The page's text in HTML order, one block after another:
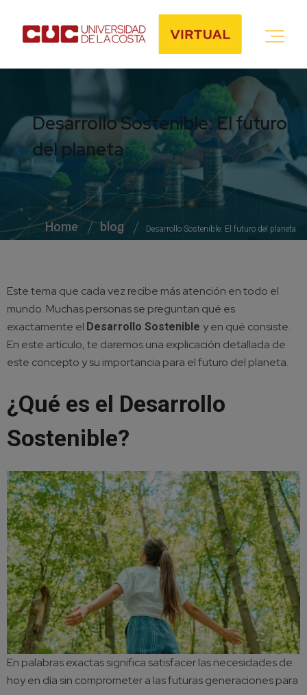
Desarrollo Sostenible: El futuro
del planeta
Home blog Desarrollo Sostenible: El futuro del planeta
Este tema que cada vez recibe más atención en todo el
mundo. Muchas personas se preguntan qué es
exactamente el Desarrollo Sostenible y en qué consiste.
En este artículo, te daremos una explicación detallada de
este concepto y su importancia para el futuro del planeta.
¿Qué es el Desarrollo
Sostenible?
En palabras exactas significa satisfacer las necesidades de
hoy en día sin comprometer a las futuras generaciones para